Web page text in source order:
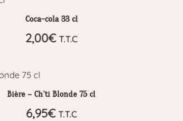
Coca-cola 33 cl
2,00€ T.T.C
Bière – Ch’ti Blonde 75 cl
6,95€ T.T.C